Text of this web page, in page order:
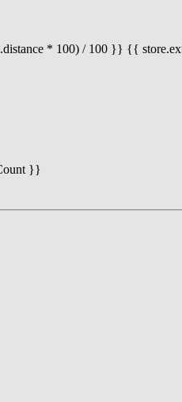
* 100) / 100 }} {{
}}